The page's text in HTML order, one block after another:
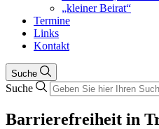
„kleiner Beirat“
Termine
Links
Kontakt
Suche
Suche
Barrierefreiheit in